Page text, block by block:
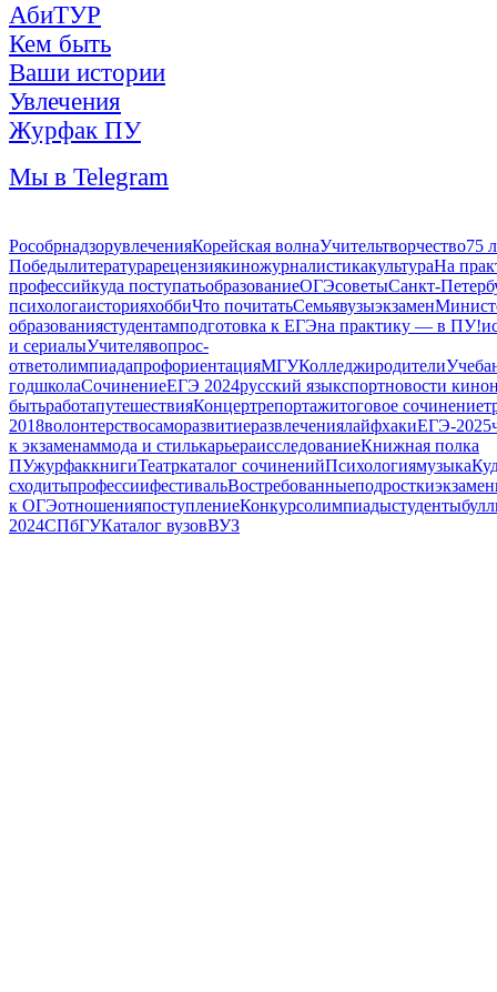
АбиТУР
Кем быть
Ваши истории
Увлечения
Журфак ПУ
Мы в Telegram
РособрнадзорувлеченияКорейская волнаУчительтворчество75
ПобедылитературарецензиякиножурналистикакультураНа
профессийкуда поступатьобразованиеОГЭсоветыСанкт-
психологаисторияхоббиЧто почитатьСемьявузыэкзамен
образованиястудентамподготовка к ЕГЭна практику — в ПУ!
и сериалыУчителявопрос-
ответолимпиадапрофориентацияМГУКолледжиродителиУчеба
годшколаСочинениеЕГЭ 2024русский языкспортновости
бытьработапутешествияКонцертрепортажитоговое сочинение
2018волонтерствосаморазвитиеразвлечениялайфхакиЕГЭ-2025
к экзаменаммода и стилькарьераисследованиеКнижная полка
ПУжурфаккнигиТеатркаталог сочиненийПсихологиямузыка
сходитьпрофессиифестивальВостребованныеподростки
к ОГЭотношенияпоступлениеКонкурсолимпиадыстуденты
2024СПбГУКаталог вузовВУЗ